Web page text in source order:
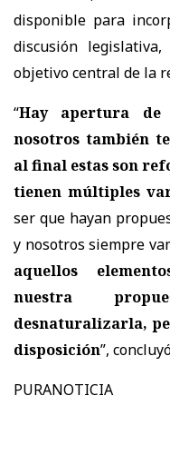
disponible para
discusión
objetivo central de la
“Hay apertura de
nosotros también
al final estas son
tienen múltiples
ser que hayan
y nosotros siempre
aquellos
nuestra
desnaturalizarla,
disposición”,
PURANOTICIA